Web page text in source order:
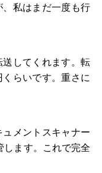
私はまだ一度も行
してくれます。転
らいです。重さに
メントスキャナー
します。これで完全